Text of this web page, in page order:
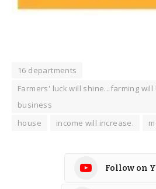
16 departments
Farmers' luck will shine...farming
business
house
income will increase.
Follow on